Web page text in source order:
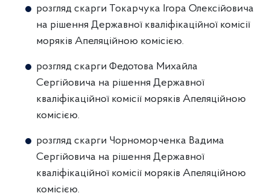
розгляд скарги Токарчука Ігора Олексійовича
на рішення Державної кваліфікаційної комісії
моряків Апеляційною комісією.
розгляд скарги Федотова Михайла
Сергійовича на рішення Державної
кваліфікаційної комісії моряків Апеляційною
комісією.
розгляд скарги Чорноморченка Вадима
Сергійовича на рішення Державної
кваліфікаційної комісії моряків Апеляційною
комісією.